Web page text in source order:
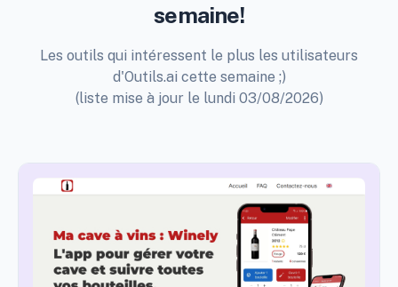
semaine!
Les outils qui intéressent le plus les utilisateurs
d'Outils.ai cette semaine ;)
(liste mise à jour le lundi 03/08/2026)